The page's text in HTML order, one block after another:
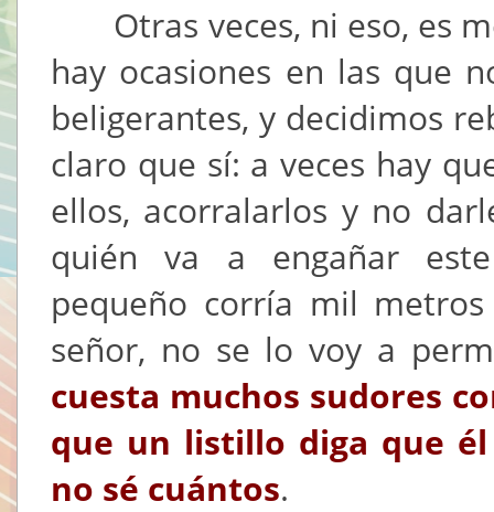
Otras veces, ni eso, es
hay ocasiones en las que
beligerantes, y decidimos
claro que sí: a veces hay
ellos, acorralarlos y no
quién va a engañar
pequeño corría mil
señor, no se lo voy a
cuesta muchos sudores
que un listillo diga que
no sé cuántos.